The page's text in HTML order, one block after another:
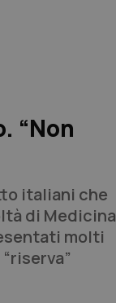
“Non
italiani che
di Medicina
molti